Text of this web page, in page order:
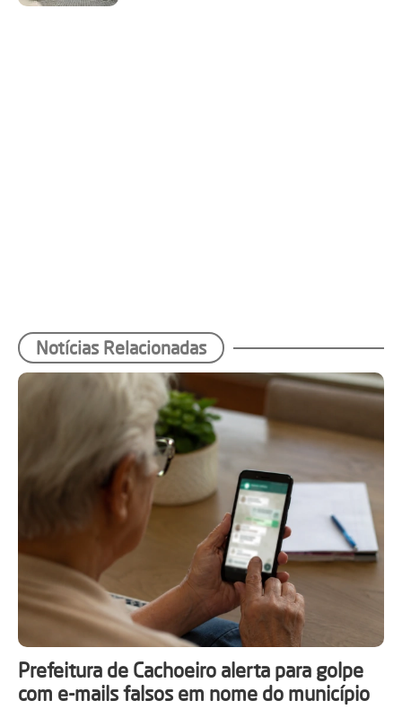
Notícias Relacionadas
Prefeitura de Cachoeiro alerta para golpe
com e-mails falsos em nome do município